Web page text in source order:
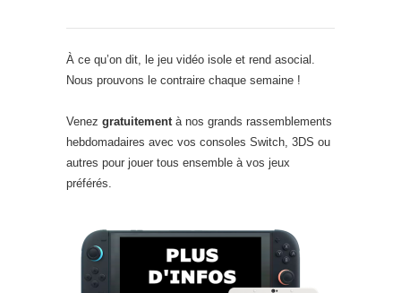
À ce qu’on dit, le jeu vidéo isole et rend asocial.
Nous prouvons le contraire chaque semaine !
Venez gratuitement à nos grands rassemblements
hebdomadaires avec vos consoles Switch, 3DS ou
autres pour jouer tous ensemble à vos jeux
préférés.